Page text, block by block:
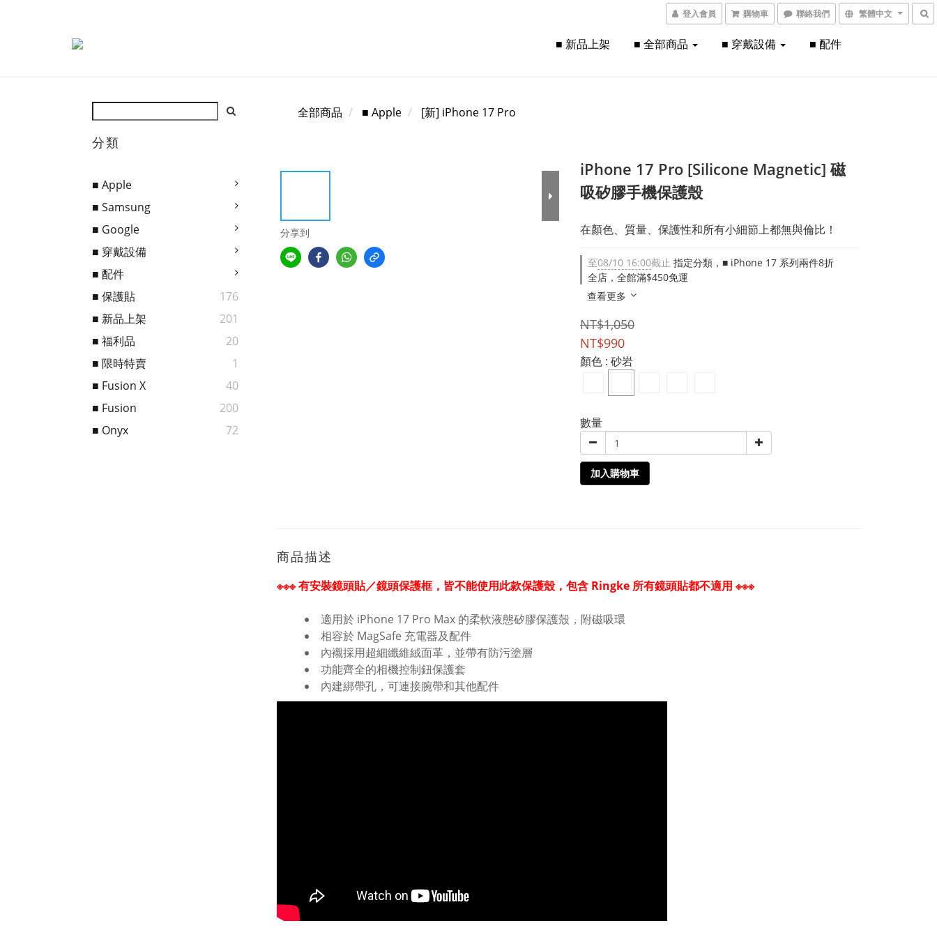
登入會員 購物車 聯絡我們 繁體中文
■ 新品上架 ■ 全部商品 ■ 穿戴設備 ■ 配件
分類
■ Apple
■ Samsung
■ Google
■ 穿戴設備
■ 配件
■ 保護貼
176
■ 新品上架
201
■ 福利品
20
■ 限時特賣
1
■ Fusion X
40
■ Fusion
200
■ Onyx
72
全部商品 ■ Apple [新] iPhone 17 Pro
分享到
iPhone 17 Pro [Silicone Magnetic] 磁
吸矽膠手機保護殼
在顏色、質量、保護性和所有小細節上都無與倫比！
至08/10 16:00截止 指定分類，■ iPhone 17 系列兩件8折
全店，全館滿$450免運
查看更多
NT$1,050
NT$990
顏色 : 砂岩
數量
加入購物車
商品描述
※※※ 有安裝鏡頭貼／鏡頭保護框，皆不能使用此款保護殼，包含 Ringke 所有鏡頭貼都不適用 ※※※
適用於 iPhone 17 Pro Max 的柔軟液態矽膠保護殼，附磁吸環
相容於 MagSafe 充電器及配件
內襯採用超細纖維絨面革，並帶有防污塗層
功能齊全的相機控制鈕保護套
內建綁帶孔，可連接腕帶和其他配件